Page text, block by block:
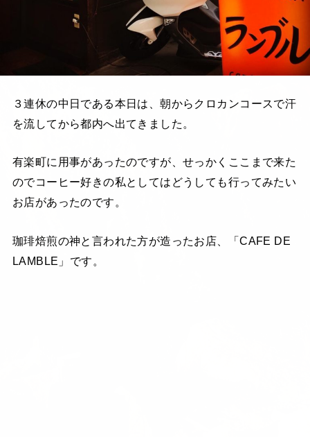
３連休の中日である本日は、朝からクロカンコースで汗
を流してから都内へ出てきました。
有楽町に用事があったのですが、せっかくここまで来た
のでコーヒー好きの私としてはどうしても行ってみたい
お店があったのです。
珈琲焙煎の神と言われた方が造ったお店、「CAFE DE
LAMBLE」です。